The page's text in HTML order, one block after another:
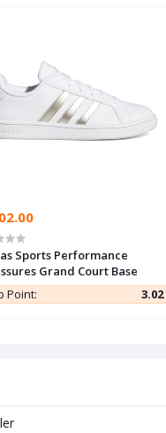
Sports Performance
Grand Court Base
Point:
3.02